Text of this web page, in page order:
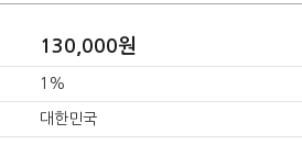
130,000원
1%
대한민국